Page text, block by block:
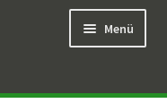
Menü